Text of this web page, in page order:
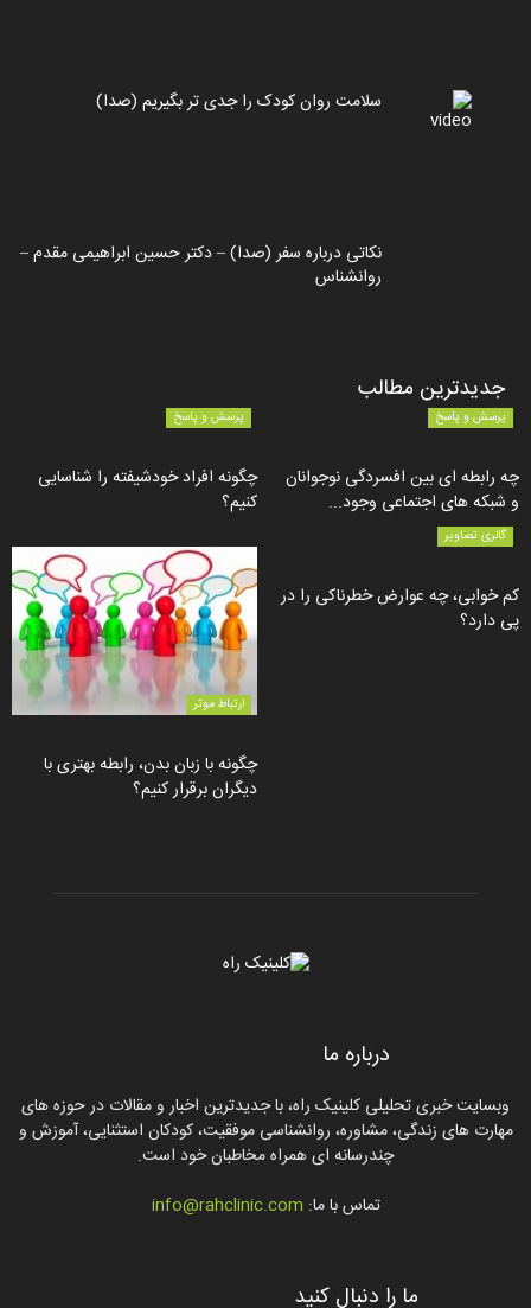
سلامت روان کودک را جدی تر بگیریم (صدا)
نکاتی درباره سفر (صدا) – دکتر حسین ابراهیمی مقدم –
روانشناس
جدیدترین مطالب
پرسش و پاسخ
چگونه افراد خودشیفته را شناسایی
کنیم؟
پرسش و پاسخ
چه رابطه ای بین افسردگی نوجوانان
و شبکه های اجتماعی وجود...
ارتباط موثر
چگونه با زبان بدن، رابطه بهتری با
دیگران برقرار کنیم؟
گالری تصاویر
کم خوابی، چه عوارض خطرناکی را در
پی دارد؟
درباره ما
وبسایت خبری تحلیلی کلینیک راه، با جدیدترین اخبار و مقالات در حوزه های
مهارت های زندگی، مشاوره، روانشناسی موفقیت، کودکان استثنایی، آموزش و
چندرسانه ای همراه مخاطبان خود است.
تماس با ما: info@rahclinic.com
ما را دنبال کنید